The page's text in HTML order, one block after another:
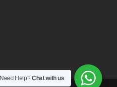
Need Help?Chat with us